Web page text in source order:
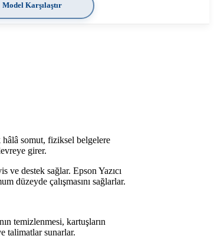
Model Karşılaştır
hâlâ somut, fiziksel belgelere
girer.
ve destek sağlar. Epson Yazıcı
düzeyde çalışmasını sağlarlar.
temizlenmesi, kartuşların
talimatlar sunarlar.